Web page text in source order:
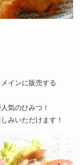
インに販売する
気のひみつ！
みいただけます！